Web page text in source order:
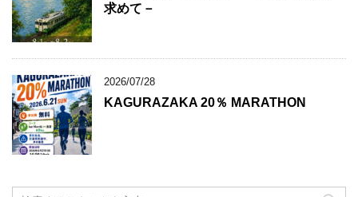
求めて－
2026/07/28
KAGURAZAKA 20％ MARATHON